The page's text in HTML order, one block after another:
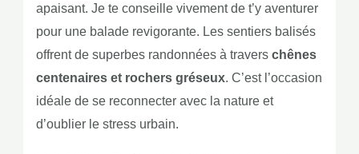
apaisant. Je te conseille vivement de t’y aventurer
pour une balade revigorante. Les sentiers balisés
offrent de superbes randonnées à travers chênes
centenaires et rochers gréseux. C’est l’occasion
idéale de se reconnecter avec la nature et
d’oublier le stress urbain.